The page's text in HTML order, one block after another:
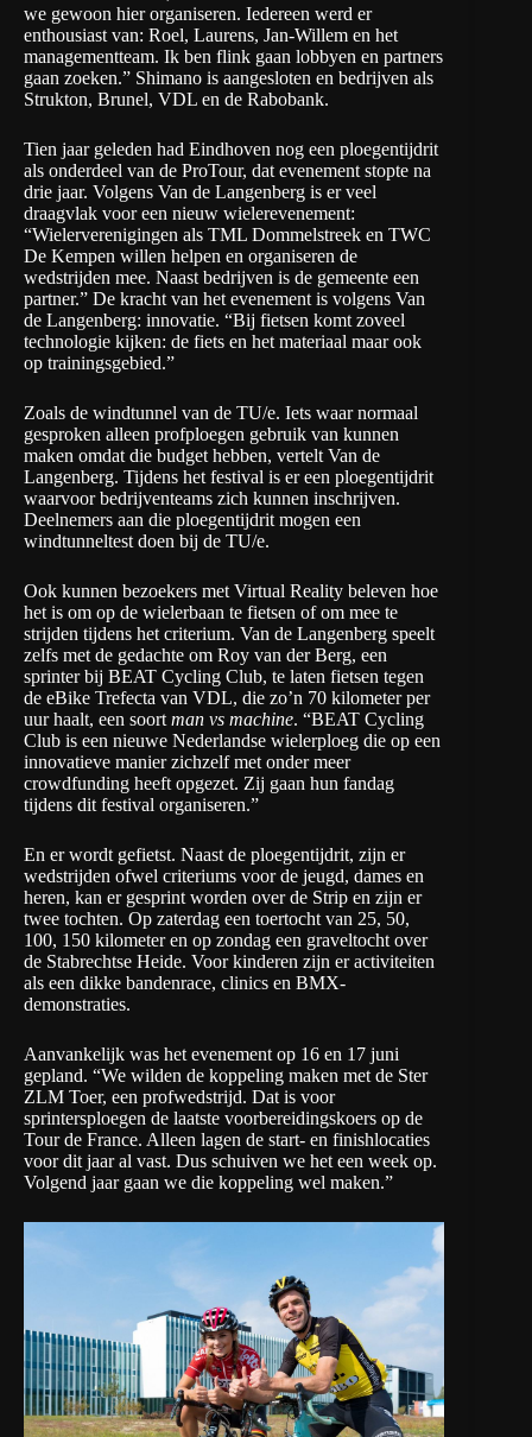
we gewoon hier organiseren. Iedereen werd er
enthousiast van: Roel, Laurens, Jan-Willem en het
managementteam. Ik ben flink gaan lobbyen en partners
gaan zoeken.” Shimano is aangesloten en bedrijven als
Strukton, Brunel, VDL en de Rabobank.
Tien jaar geleden had Eindhoven nog een ploegentijdrit
als onderdeel van de ProTour, dat evenement stopte na
drie jaar. Volgens Van de Langenberg is er veel
draagvlak voor een nieuw wielerevenement:
“Wielerverenigingen als TML Dommelstreek en TWC
De Kempen willen helpen en organiseren de
wedstrijden mee. Naast bedrijven is de gemeente een
partner.” De kracht van het evenement is volgens Van
de Langenberg: innovatie. “Bij fietsen komt zoveel
technologie kijken: de fiets en het materiaal maar ook
op trainingsgebied.”
Zoals de windtunnel van de TU/e. Iets waar normaal
gesproken alleen profploegen gebruik van kunnen
maken omdat die budget hebben, vertelt Van de
Langenberg. Tijdens het festival is er een ploegentijdrit
waarvoor bedrijventeams zich kunnen inschrijven.
Deelnemers aan die ploegentijdrit mogen een
windtunneltest doen bij de TU/e.
Ook kunnen bezoekers met Virtual Reality beleven hoe
het is om op de wielerbaan te fietsen of om mee te
strijden tijdens het criterium. Van de Langenberg speelt
zelfs met de gedachte om Roy van der Berg, een
sprinter bij BEAT Cycling Club, te laten fietsen tegen
de eBike Trefecta van VDL, die zo’n 70 kilometer per
uur haalt, een soort man vs machine. “BEAT Cycling
Club is een nieuwe Nederlandse wielerploeg die op een
innovatieve manier zichzelf met onder meer
crowdfunding heeft opgezet. Zij gaan hun fandag
tijdens dit festival organiseren.”
En er wordt gefietst. Naast de ploegentijdrit, zijn er
wedstrijden ofwel criteriums voor de jeugd, dames en
heren, kan er gesprint worden over de Strip en zijn er
twee tochten. Op zaterdag een toertocht van 25, 50,
100, 150 kilometer en op zondag een graveltocht over
de Stabrechtse Heide. Voor kinderen zijn er activiteiten
als een dikke bandenrace, clinics en BMX-
demonstraties.
Aanvankelijk was het evenement op 16 en 17 juni
gepland. “We wilden de koppeling maken met de Ster
ZLM Toer, een profwedstrijd. Dat is voor
sprintersploegen de laatste voorbereidingskoers op de
Tour de France. Alleen lagen de start- en finishlocaties
voor dit jaar al vast. Dus schuiven we het een week op.
Volgend jaar gaan we die koppeling wel maken.”